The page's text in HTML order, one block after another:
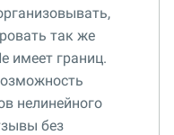
так же
имеет границ.
нелинейного
без